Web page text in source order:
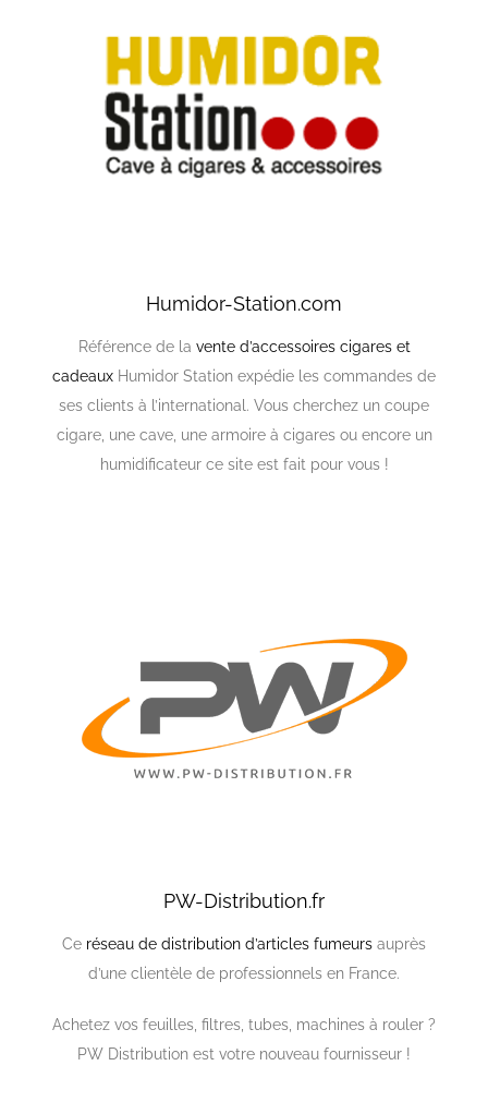
Humidor-Station.com
Référence de la vente d’accessoires cigares et
cadeaux Humidor Station expédie les commandes de
ses clients à l’international. Vous cherchez un coupe
cigare, une cave, une armoire à cigares ou encore un
humidificateur ce site est fait pour vous !
PW-Distribution.fr
Ce réseau de distribution d’articles fumeurs auprès
d’une clientèle de professionnels en France.
Achetez vos feuilles, filtres, tubes, machines à rouler ?
PW Distribution est votre nouveau fournisseur !